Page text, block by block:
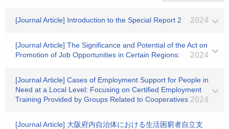
[Journal Article] Introduction to the Special Report 2 2024
[Journal Article] The Significance and Potential of the Act on
Promotion of Job Opportunities in Certain Regions:
2024
[Journal Article] Cases of Employment Support for People in
Need at a Local Level: Focusing on Certified Employment
Training Provided by Groups Related to Cooperatives 2024
[Journal Article] 大阪府内自治体における生活困窮者自立支